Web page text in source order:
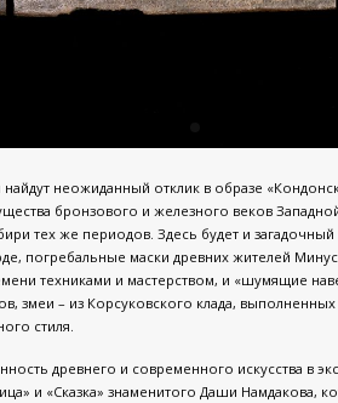
неожиданный отклик в образе
бронзового и железного веков
тех же периодов. Здесь будет и
погребальные маски древних жителей
техниками и мастерством, и «шумящие
змеи – из Корсуковского клада, выполненных
стиля.
древнего и современного искусства в
и «Сказка» знаменитого Даши Намдакова,